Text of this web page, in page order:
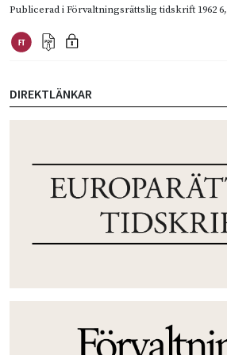
Publicerad iFörvaltningsrättslig tidskrift 1962 6,
DIREKTLÄNKAR